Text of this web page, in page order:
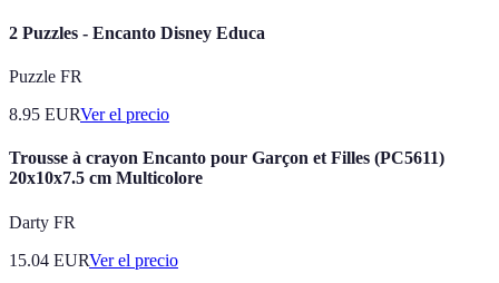
2 Puzzles - Encanto Disney Educa
Puzzle FR
8.95 EURVer el precio
Trousse à crayon Encanto pour Garçon et Filles (PC5611)
20x10x7.5 cm Multicolore
Darty FR
15.04 EURVer el precio